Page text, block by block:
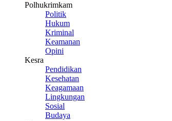
Polhukrimkam
Politik
Hukum
Kriminal
Keamanan
Opini
Kesra
Pendidikan
Kesehatan
Keagamaan
Lingkungan
Sosial
Budaya